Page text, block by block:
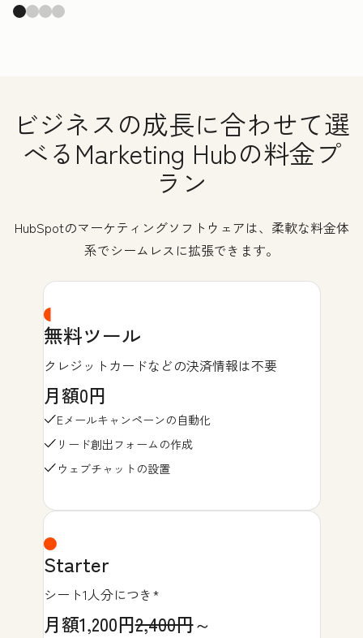
ビジネスの成長に合わせて選
べるMarketing Hubの料金プ
ラン
HubSpotのマーケティングソフトウェアは、柔軟な料金体
系でシームレスに拡張できます。
無料ツール
クレジットカードなどの決済情報は不要
月額0円
Eメールキャンペーンの自動化
リード創出フォームの作成
ウェブチャットの設置
Starter
シート1人分につき*
月額1,200円2,400円～